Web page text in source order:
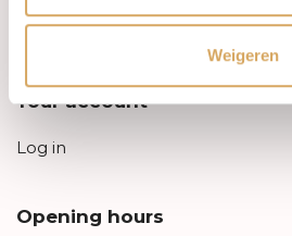
Weigeren
Privacy Policy
Your account
Log in
Opening hours